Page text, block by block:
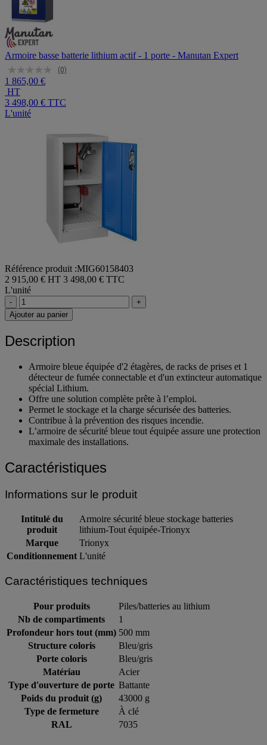
Armoire basse batterie lithium actif - 1 porte - Manutan Expert
(0)
1 865,00 €
HT
3 498,00 € TTC
L'unité
Référence produit :MIG60158403
2 915,00 € HT 3 498,00 € TTC
L'unité
-
+
Ajouter au panier
Description
Armoire bleue équipée d'2 étagères, de racks de prises et 1
détecteur de fumée connectable et d'un extincteur automatique
spécial Lithium.
Offre une solution complète prête à l’emploi.
Permet le stockage et la charge sécurisée des batteries.
Contribue à la prévention des risques incendie.
L’armoire de sécurité bleue tout équipée assure une protection
maximale des installations.
Caractéristiques
Informations sur le produit
Intitulé du
produit
Armoire sécurité bleue stockage batteries
lithium-Tout équipée-Trionyx
Marque
Trionyx
Conditionnement L'unité
Caractéristiques techniques
Pour produits
Piles/batteries au lithium
Nb de compartiments
1
Profondeur hors tout (mm) 500 mm
Structure coloris
Bleu/gris
Porte coloris
Bleu/gris
Matériau
Acier
Type d'ouverture de porte Battante
Poids du produit (g)
43000 g
Type de fermeture
À clé
RAL
7035